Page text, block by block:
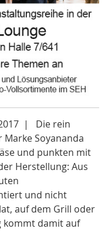
| Die rein
Soyananda
und punkten mit
Herstellung: Aus
und nicht
auf dem Grill oder
kommt damit auf